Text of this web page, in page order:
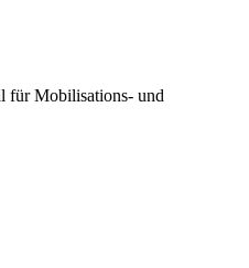
für Mobilisations- und